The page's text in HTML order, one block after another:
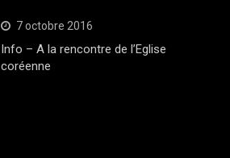
7 octobre 2016
Info – A la rencontre de l’Eglise
coréenne